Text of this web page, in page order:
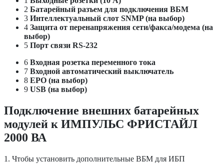
2 Батарейный разъем для подключения ВБМ
3 Интеллектуальный слот SNMP (на выбор)
4 Защита от перенапряжения сети/факса/модема (на
выбор)
5 Порт связи RS-232
6 Входная розетка переменного тока
7 Входной автоматический выключатель
8 EPO (на выбор)
9 USB (на выбор)
Подключение внешних батарейных
модулей к ИМПУЛЬС ФРИСТАЙЛ
2000 ВА
1. Чтобы установить дополнительные ВБМ для ИБП